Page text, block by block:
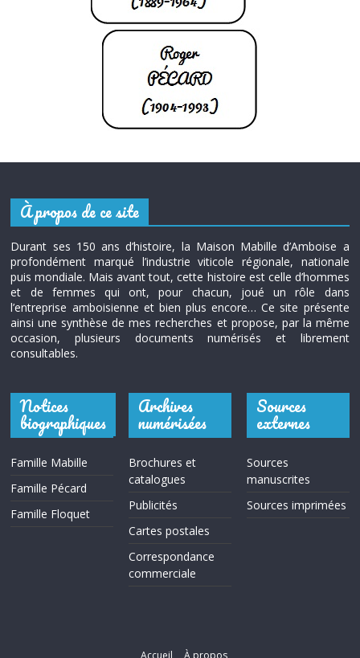
À propos de ce site
Durant ses 150 ans d’histoire, la Maison Mabille d’Amboise a
profondément marqué l’industrie viticole régionale, nationale
puis mondiale. Mais avant tout, cette histoire est celle d’hommes
et de femmes qui ont, pour chacun, joué un rôle dans
l’entreprise amboisienne et bien plus encore… Ce site présente
ainsi une synthèse de mes recherches et propose, par la même
occasion, plusieurs documents numérisés et librement
consultables.
Notices
biographiques
Famille Mabille
Famille Pécard
Famille Floquet
Archives
numérisées
Brochures et
catalogues
Publicités
Cartes postales
Correspondance
commerciale
Sources
externes
Sources
manuscrites
Sources imprimées
Accueil À propos